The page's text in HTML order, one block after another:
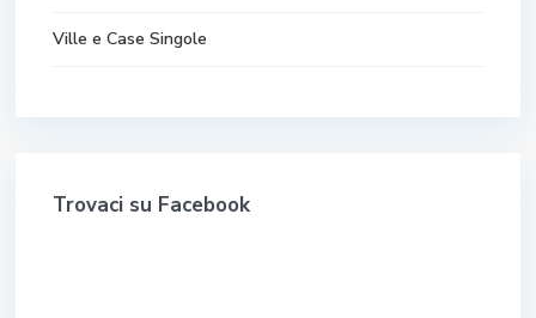
Ville e Case Singole
Trovaci su Facebook